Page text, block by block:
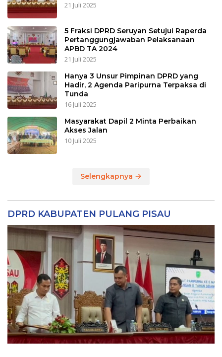
21 Juli 2025
5 Fraksi DPRD Seruyan Setujui Raperda
Pertanggungjawaban Pelaksanaan
APBD TA 2024
21 Juli 2025
Hanya 3 Unsur Pimpinan DPRD yang
Hadir, 2 Agenda Paripurna Terpaksa di
Tunda
16 Juli 2025
Masyarakat Dapil 2 Minta Perbaikan
Akses Jalan
10 Juli 2025
Selengkapnya
DPRD KABUPATEN PULANG PISAU